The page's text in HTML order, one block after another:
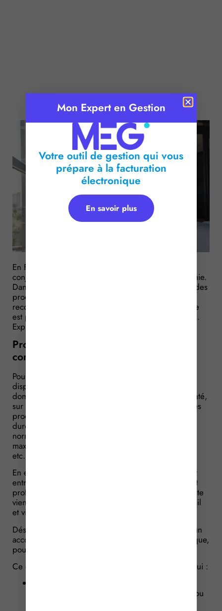
Temps de lecture : 2 minutes
En France, 8 à 11 millions de personnes aident un
conjoint, un parent ou un enfant en perte d’autonomie.
Dans le cadre d’une politique nationale de soutien des
proches aidants et afin d’accompagner et de
reconnaître cette qualité, une alternative de relayage
est proposée en vue d’encadrer le répit des aidants.
Explications.
Proches aidants : un accompagnement
continu possible par un professionnel
Pour mémoire, le séjour de répit aidant-aidé est un
dispositif qui renvoie notamment au relayage à
domicile : il permet à certains professionnels de santé,
sur la base du volontariat, de suppléer à domicile les
proches aidants ou intervenants en dérogeant à la
durée du travail légale ou conventionnelle
normalement applicable (temps de pause, durées
maximales quotidiennes, durée minimale de repos,
etc.).
En effet, c’est parce que la qualité de proche aidant
entraîne des conséquences sur la vie personnelle et
professionnelle des aidants qu’une législation récente
vient de poser un cadre dérogeant au droit du travail
et visant à favoriser leur répit.
Désormais, les proches aidants peuvent recourir à un
accompagnement continu par un professionnel unique,
pouvant durer jusqu’à 6 jours consécutifs.
Ce dispositif récent s’adresse aux proches aidants qui :
altération des fonctions mentales, psychiques ou
Mon Expert en Gestion
Votre outil de gestion qui vous
prépare à la facturation
électronique
En savoir plus